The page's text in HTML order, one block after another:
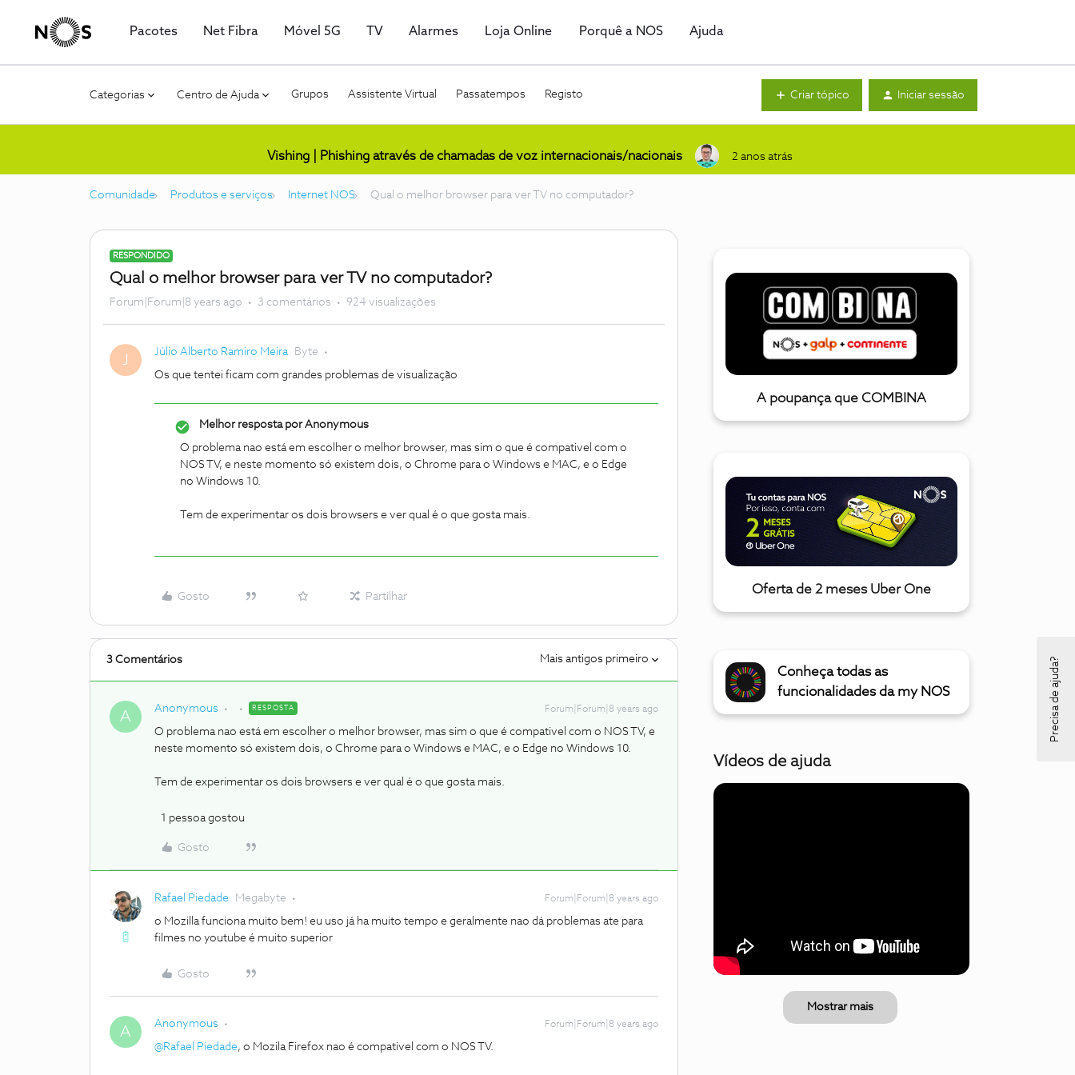
Pacotes Net Fibra Móvel 5G TV Alarmes Loja Online Porquê a NOS Ajuda
Categorias Centro de Ajuda Grupos Assistente Virtual Passatempos Registo Criar tópico Iniciar sessão
Vishing | Phishing através de chamadas de voz internacionais/nacionais 2 anos atrás
Comunidade Produtos e serviços Internet NOS Qual o melhor browser para ver TV no computador?
RESPONDIDO
Qual o melhor browser para ver TV no computador?
Forum|Forum|8 years ago 3 comentários 924 visualizações
J Júlio Alberto Ramiro Meira Byte
Os que tentei ficam com grandes problemas de visualização
Melhor resposta porAnonymous
O problema nao está em escolher o melhor browser, mas sim o que é compativel com o
NOS TV, e neste momento só existem dois, o Chrome para o Windows e MAC, e o Edge
no Windows 10.
Tem de experimentar os dois browsers e ver qual é o que gosta mais.
Gosto Partilhar
3 Comentários Mais antigos primeiro
A Anonymous RESPOSTA Forum|Forum|8 years ago
O problema nao está em escolher o melhor browser, mas sim o que é compativel com o NOS TV, e
neste momento só existem dois, o Chrome para o Windows e MAC, e o Edge no Windows 10.
Tem de experimentar os dois browsers e ver qual é o que gosta mais.
1 pessoa gostou
Gosto
Rafael Piedade Megabyte Forum|Forum|8 years ago
o Mozilla funciona muito bem! eu uso já ha muito tempo e geralmente nao dá problemas ate para
filmes no youtube é muito superior
Gosto
A Anonymous Forum|Forum|8 years ago
@Rafael Piedade, o Mozila Firefox nao é compativel com o NOS TV.
A poupança que COMBINA
Oferta de 2 meses Uber One
Conheça todas as
funcionalidades da my NOS
Vídeos de ajuda
Mostrar mais
Precisa de ajuda?